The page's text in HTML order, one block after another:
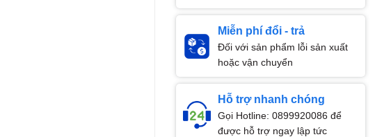
Miễn phí đổi - trả
Đối với sản phẩm lỗi sản xuất
hoặc vận chuyển
Hỗ trợ nhanh chóng
Gọi Hotline: 0899920086 để
được hỗ trợ ngay lập tức